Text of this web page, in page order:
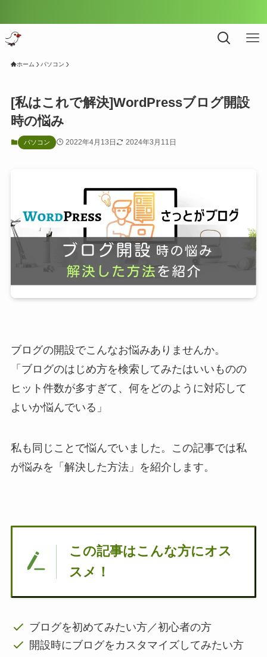
ホーム パソコン
[私はこれで解決]WordPressブログ開設
時の悩み
パソコン 2022年4月13日 2024年3月11日
ブログの開設でこんなお悩みありませんか。
「ブログのはじめ方を検索してみたはいいものの
ヒット件数が多すぎて、何をどのように対応して
よいか悩んでいる」
私も同じことで悩んでいました。この記事では私
が悩みを「 解決した方法」を紹介します。
この記事はこんな方にオス
スメ！
ブログを初めてみたい方／初心者の方
開設時にブログをカスタマイズしてみたい方